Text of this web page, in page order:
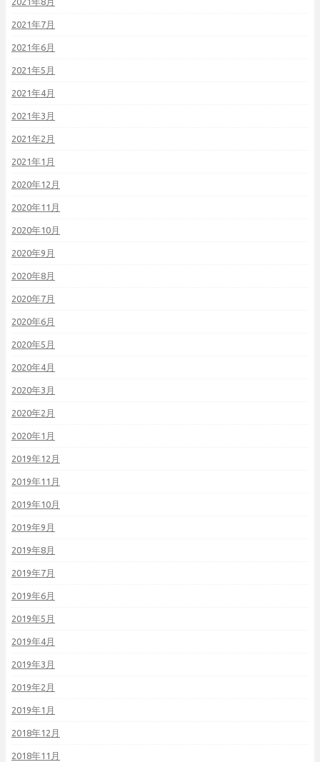
2021年7月
2021年6月
2021年5月
2021年4月
2021年3月
2021年2月
2021年1月
2020年12月
2020年11月
2020年10月
2020年9月
2020年8月
2020年7月
2020年6月
2020年5月
2020年4月
2020年3月
2020年2月
2020年1月
2019年12月
2019年11月
2019年10月
2019年9月
2019年8月
2019年7月
2019年6月
2019年5月
2019年4月
2019年3月
2019年2月
2019年1月
2018年12月
2018年11月